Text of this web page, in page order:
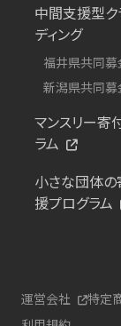
中間支援型ク
ディング
福井県共同募
新潟県共同募
マンスリー寄
ラム
小さな団体
援プログラム
運営会社 特定